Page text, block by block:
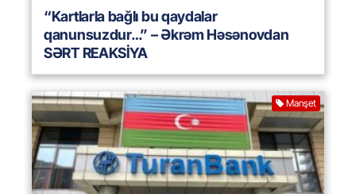
“Kartlarla bağlı bu qaydalar
qanunsuzdur…” – Əkrəm Həsənovdan
SƏRT REAKSİYA
Manşet